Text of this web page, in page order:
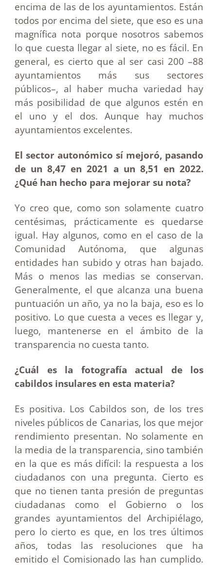
encima de las de los ayuntamientos. Están
todos por encima del siete, que eso es una
magnífica nota porque nosotros sabemos
lo que cuesta llegar al siete, no es fácil. En
general, es cierto que al ser casi 200 –88
ayuntamientos más sus sectores
públicos–, al haber mucha variedad hay
más posibilidad de que algunos estén en
el uno y el dos. Aunque hay muchos
ayuntamientos excelentes.
El sector autonómico sí mejoró, pasando
de un 8,47 en 2021 a un 8,51 en 2022.
¿Qué han hecho para mejorar su nota?
Yo creo que, como son solamente cuatro
centésimas, prácticamente es quedarse
igual. Hay algunos, como en el caso de la
Comunidad Autónoma, que algunas
entidades han subido y otras han bajado.
Más o menos las medias se conservan.
Generalmente, el que alcanza una buena
puntuación un año, ya no la baja, eso es lo
positivo. Lo que cuesta a veces es llegar y,
luego, mantenerse en el ámbito de la
transparencia no cuesta tanto.
¿Cuál es la fotografía actual de los
cabildos insulares en esta materia?
Es positiva. Los Cabildos son, de los tres
niveles públicos de Canarias, los que mejor
rendimiento presentan. No solamente en
la media de la transparencia, sino también
en la que es más difícil: la respuesta a los
ciudadanos con una pregunta. Cierto es
que no tienen tanta presión de preguntas
ciudadanas como el Gobierno o los
grandes ayuntamientos del Archipiélago,
pero lo cierto es que, en los tres últimos
años, todas las resoluciones que ha
emitido el Comisionado las han cumplido.